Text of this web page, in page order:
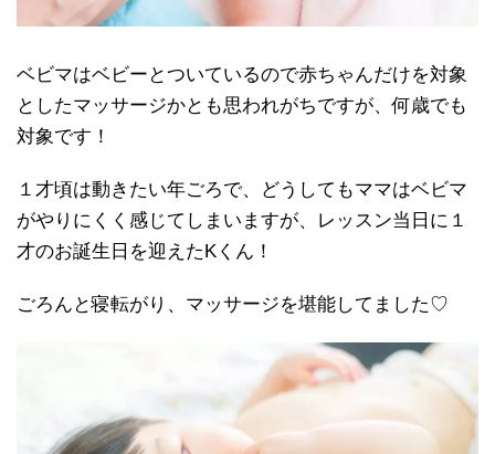
ベビマはベビーとついているので赤ちゃんだけを対象
としたマッサージかとも思われがちですが、何歳でも
対象です！
１才頃は動きたい年ごろで、どうしてもママはベビマ
がやりにくく感じてしまいますが、レッスン当日に１
才のお誕生日を迎えたKくん！
ごろんと寝転がり、マッサージを堪能してました♡